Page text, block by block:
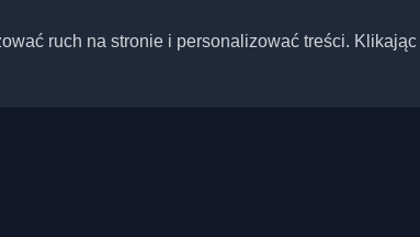
ruch na stronie i personalizować treści.